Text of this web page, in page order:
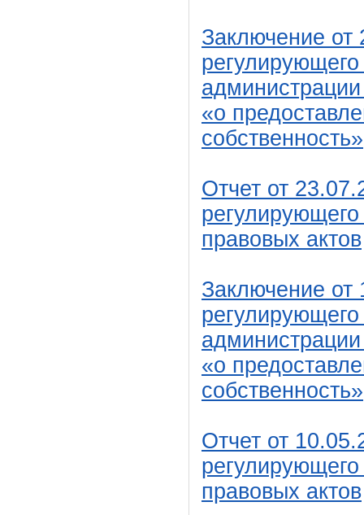
Заключение
«о
собственность»
Отчет от
правовых актов
Заключение
«о
собственность»
Отчет от
правовых актов